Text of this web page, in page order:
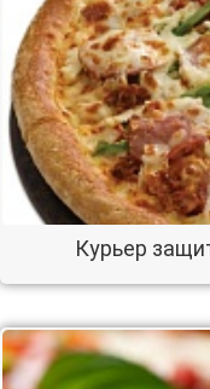
Курьер